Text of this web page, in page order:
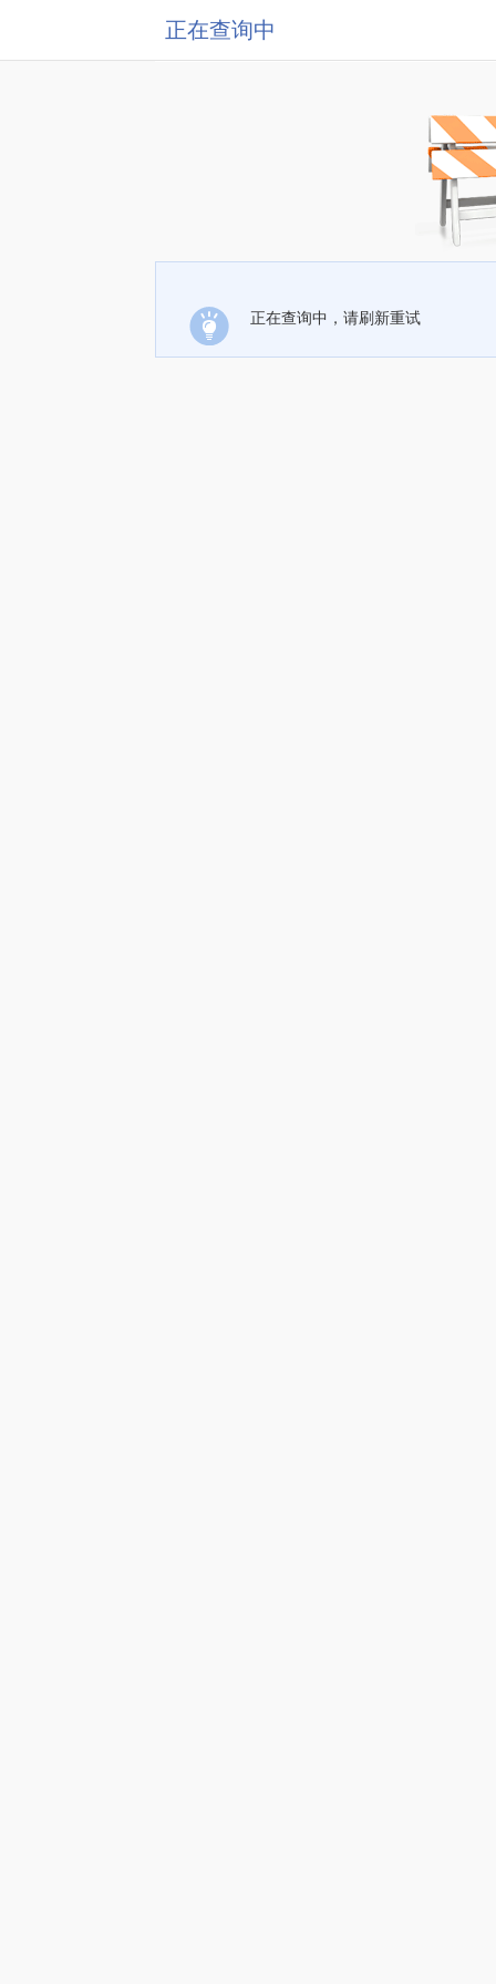
正在查询中
正在查询中，请刷新重试